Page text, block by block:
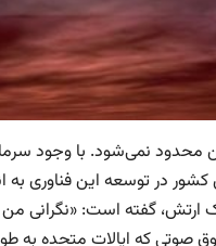
نمی‌شود. با وجود
۵ میلیارد دلار در بودجه سال ۲۰۲۳، این
گفته است: «نگرانی من